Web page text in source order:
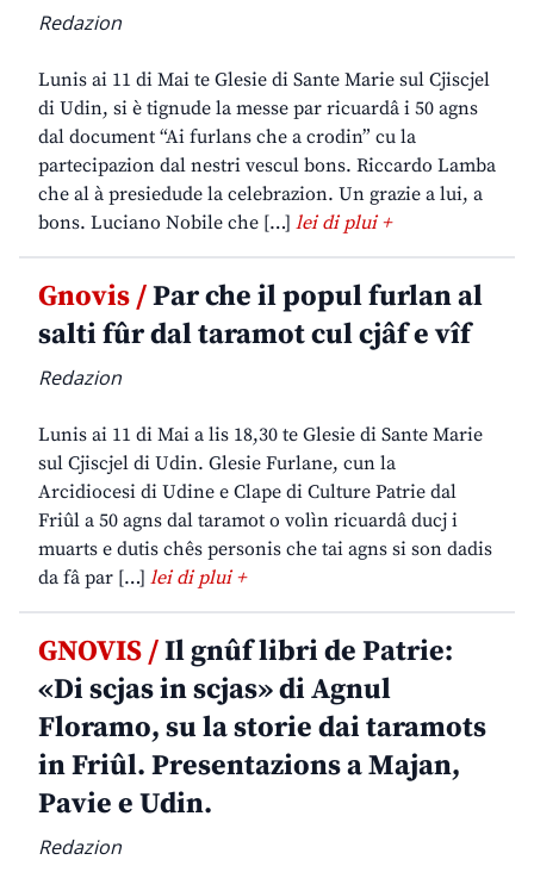
Redazion
Lunis ai 11 di Mai te Glesie di Sante Marie sul Cjiscjel
di Udin, si è tignude la messe par ricuardâ i 50 agns
dal document “Ai furlans che a crodin” cu la
partecipazion dal nestri vescul bons. Riccardo Lamba
che al à presiedude la celebrazion. Un grazie a lui, a
bons. Luciano Nobile che […] lei di plui +
Gnovis /Par che il popul furlan al
salti fûr dal taramot cul cjâf e vîf
Redazion
Lunis ai 11 di Mai a lis 18,30 te Glesie di Sante Marie
sul Cjiscjel di Udin. Glesie Furlane, cun la
Arcidiocesi di Udine e Clape di Culture Patrie dal
Friûl a 50 agns dal taramot o volìn ricuardâ ducj i
muarts e dutis chês personis che tai agns si son dadis
da fâ par […] lei di plui +
GNOVIS /Il gnûf libri de Patrie:
«Di scjas in scjas» di Agnul
Floramo, su la storie dai taramots
in Friûl. Presentazions a Majan,
Pavie e Udin.
Redazion